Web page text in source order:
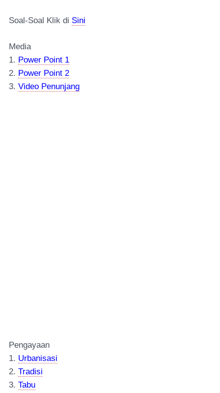
Soal-Soal Klik di Sini
Media
1. Power Point 1
2. Power Point 2
3. Video Penunjang
Pengayaan
1. Urbanisasi
2. Tradisi
3. Tabu